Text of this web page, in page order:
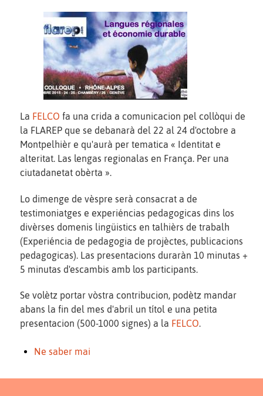
La FELCO fa una crida a comunicacion pel collòqui de
la FLAREP que se debanarà del 22 al 24 d'octobre a
Montpelhièr e qu'aurà per tematica « Identitat e
alteritat. Las lengas regionalas en França. Per una
ciutadanetat obèrta ».
Lo dimenge de vèspre serà consacrat a de
testimoniatges e experiéncias pedagogicas dins los
divèrses domenis lingüistics en talhièrs de trabalh
(Experiéncia de pedagogia de projèctes, publicacions
pedagogicas). Las presentacions duraràn 10 minutas +
5 minutas d'escambis amb los participants.
Se volètz portar vòstra contribucion, podètz mandar
abans la fin del mes d'abril un títol e una petita
presentacion (500-1000 signes) a la FELCO.
Ne saber mai